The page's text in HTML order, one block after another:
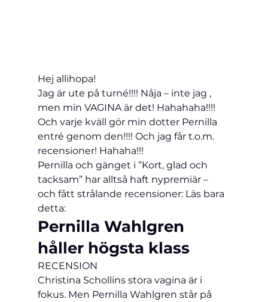
Hej allihopa!
Jag är ute på turné!!!! Nåja – inte jag ,
men min VAGINA är det! Hahahaha!!!!
Och varje kväll gör min dotter Pernilla
entré genom den!!!! Och jag får t.o.m.
recensioner! Hahaha!!!
Pernilla och gänget i ”Kort, glad och
tacksam” har alltså haft nypremiär –
och fått strålande recensioner: Läs bara
detta:
Pernilla Wahlgren
håller högsta klass
RECENSION
Christina Schollins stora vagina är i
fokus. Men Pernilla Wahlgren står på